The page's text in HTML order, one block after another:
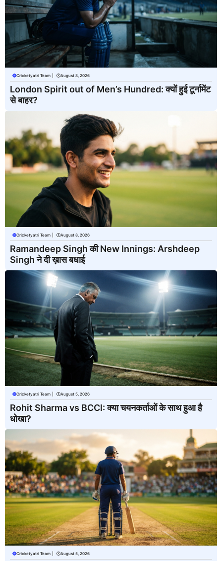
Cricketyatri Team August 8, 2026
London Spirit out of Men’s Hundred: क्यों हुई टूर्नामेंट
से बाहर?
Cricketyatri Team August 8, 2026
Ramandeep Singh की New Innings: Arshdeep
Singh ने दी ख़ास बधाई
Cricketyatri Team August 5, 2026
Rohit Sharma vs BCCI: क्या चयनकर्ताओं के साथ हुआ है
धोखा?
Cricketyatri Team August 5, 2026